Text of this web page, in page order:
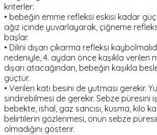
kriterler:
• bebeğin emme refleksi eskisi kadar
ağız içinde yuvarlayarak, çiğneme
başlar.
• Dilini dışarı çıkarma refleksi
nedeniyle, 4. aydan önce kaşıkla verilen
dışarı atacağından, bebeğin kaşıkla
güçtür.
• Verilen katı besini de yutması gerekir.
sindirebilmesi de gerekir. Sebze püresini
bebekte, ishal, gaz sancısı, kusma, kilo
belirtilerin gözlenmesi, onun sebze
olmadığını gösterir.